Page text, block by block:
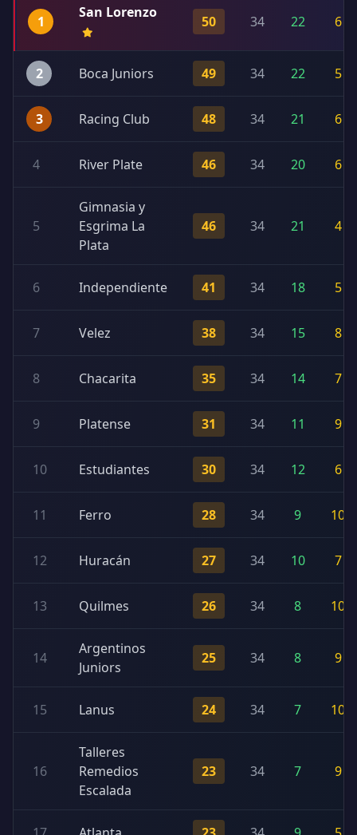
1
San Lorenzo
50 34 22 6
2 Boca Juniors 49 34 22 5
3 Racing Club 48 34 21 6
4 River Plate 46 34 20 6
5
Gimnasia y
Esgrima La
Plata
46 34 21 4
6 Independiente 41 34 18 5
7 Velez 38 34 15 8
8 Chacarita 35 34 14 7
9 Platense 31 34 11 9
10 Estudiantes 30 34 12 6
11 Ferro 28 34 9 10
12 Huracán 27 34 10 7
13 Quilmes 26 34 8 10
14
Argentinos
Juniors
25 34 8 9
15 Lanus 24 34 7 10
16
Talleres
Remedios
Escalada
23 34 7 9